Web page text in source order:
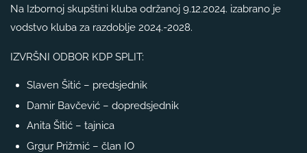
Na Izbornoj skupštini kluba održanoj 9.12.2024. izabrano je
vodstvo kluba za razdoblje 2024.-2028.
IZVRŠNI ODBOR KDP SPLIT:
Slaven Šitić – predsjednik
Damir Bavčević – dopredsjednik
Anita Šitić – tajnica
Grgur Prižmić – član IO